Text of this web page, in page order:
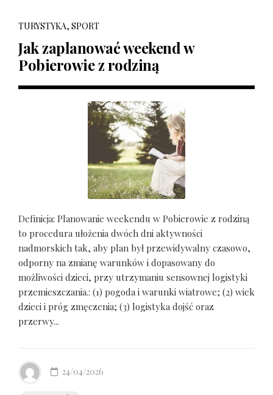
TURYSTYKA, SPORT
Jak zaplanować weekend w
Pobierowie z rodziną
Definicja: Planowanie weekendu w Pobierowie z rodziną
to procedura ułożenia dwóch dni aktywności
nadmorskich tak, aby plan był przewidywalny czasowo,
odporny na zmianę warunków i dopasowany do
możliwości dzieci, przy utrzymaniu sensownej logistyki
przemieszczania.: (1) pogoda i warunki wiatrowe; (2) wiek
dzieci i próg zmęczenia; (3) logistyka dojść oraz
przerwy...
24/04/2026